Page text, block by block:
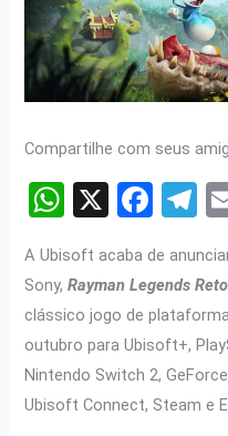
Compartilhe com seus
W
at
s
A
p
p
X
F
ce
b
o
o
k
T
e
gr
a
m
A Ubisoft acaba de
Sony,Rayman Legends
clássico jogo de
outubro para Ubisoft+,
Nintendo Switch 2,
Ubisoft Connect, Steam e